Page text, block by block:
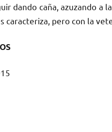
dando caña, azuzando a
caracteriza, pero con la